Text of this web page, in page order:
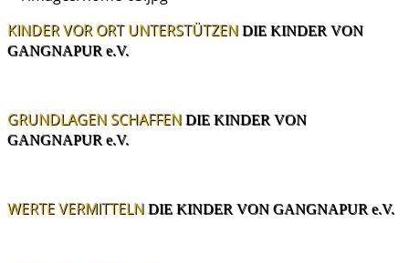
KINDER VOR ORT UNTERSTÜTZEN DIE KINDER VON
GANGNAPUR e.V.
GRUNDLAGEN SCHAFFEN DIE KINDER VON
GANGNAPUR e.V.
WERTE VERMITTELN DIE KINDER VON GANGNAPUR e.V.